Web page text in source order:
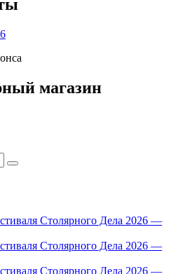
магазин
Поиск
Столярного Дела 2026 —
Столярного Дела 2026 —
Столярного Дела 2026 —